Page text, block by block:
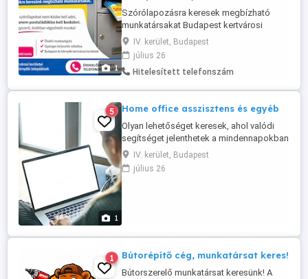
1
Szórólapozásra keresek megbízható
munkatársakat Budapest kertvárosi
kerületeibe és Budapest környéki
településekre keresek munkatársakat
szórólapok postaládás terjesztésére.
Fontos: nem utcai osztogatás, nem kell
Rugalmasan, ...
IV. kerület, Budapest
július 26
Hitelesített telefonszám
1
5 Home office asszisztens és egyéb
Olyan lehetőséget keresek, ahol valódi
segítséget jelenthetek a mindennapokban
személyi asszisztens vagy adminisztratív,
webshop területen.home officeban
időnkénti
IV. kerület, Budapest
július 26
1 Bútorépítő cég, munkatársat keres!
Bútorszerelő munkatársat keresünk! A